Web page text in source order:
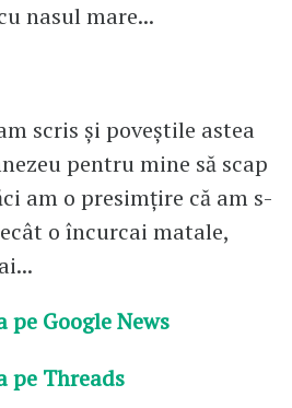
nasul mare...
scris și poveștile astea
pentru mine să scap
am o presimțire că am s-
o încurcai matale,
pe Google News
pe Threads